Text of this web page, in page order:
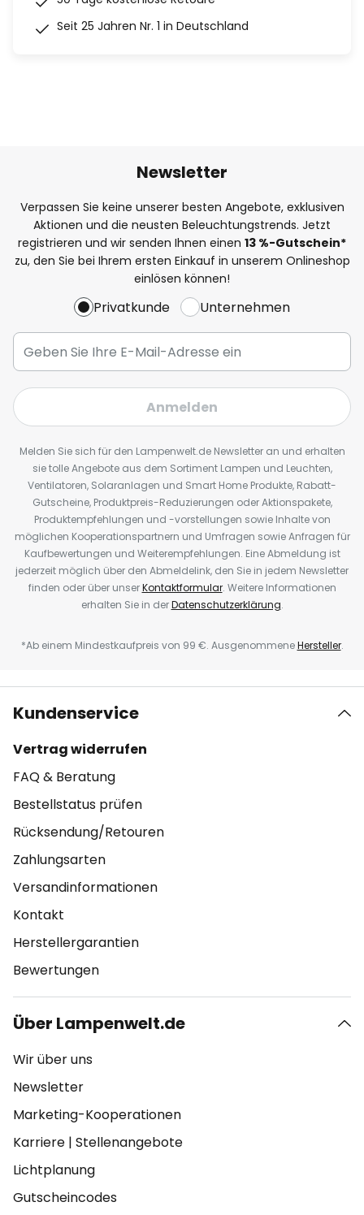
Seit 25 Jahren Nr. 1 in Deutschland
Newsletter
Verpassen Sie keine unserer besten Angebote, exklusiven
Aktionen und die neusten Beleuchtungstrends. Jetzt
registrieren und wir senden Ihnen einen 13 %-Gutschein*
zu, den Sie bei Ihrem ersten Einkauf in unserem Onlineshop
einlösen können!
Privatkunde Unternehmen
Anmelden
Melden Sie sich für den Lampenwelt.de Newsletter an und erhalten
sie tolle Angebote aus dem Sortiment Lampen und Leuchten,
Ventilatoren, Solaranlagen und Smart Home Produkte, Rabatt-
Gutscheine, Produktpreis-Reduzierungen oder Aktionspakete,
Produktempfehlungen und -vorstellungen sowie Inhalte von
möglichen Kooperationspartnern und Umfragen sowie Anfragen für
Kaufbewertungen und Weiterempfehlungen. Eine Abmeldung ist
jederzeit möglich über den Abmeldelink, den Sie in jedem Newsletter
finden oder über unserKontaktformular. Weitere Informationen
erhalten Sie in derDatenschutzerklärung.
*Ab einem Mindestkaufpreis von 99 €. AusgenommeneHersteller.
Kundenservice
Vertrag widerrufen
FAQ & Beratung
Bestellstatus prüfen
Rücksendung/Retouren
Zahlungsarten
Versandinformationen
Kontakt
Herstellergarantien
Bewertungen
Über Lampenwelt.de
Wir über uns
Newsletter
Marketing-Kooperationen
Karriere | Stellenangebote
Lichtplanung
Gutscheincodes